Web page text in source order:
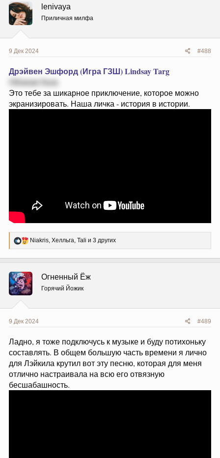
и
и
:
lenivaya
Приличная милфа
9 Дек 2024 #488
Дрэйвен Эшфорд (Игра ГЗШ)Lindsay Targ
Обожаю Каза
Это тебе за шикарное приключение, которое можно
экранизировать. Наша личка - история в истории.
Р
ц
и
и
:
Niakris Хелльга Tali и 3 других
Огненный Ёж
Горячий Йожик
9 Дек 2024 #489
Ладно, я тоже подключусь к музыке и буду потихоньку
составлять. В общем большую часть времени я лично
для Лэйкила крутил вот эту песню, которая для меня
отлично настраивала на всю его отвязную
бесшабашность.